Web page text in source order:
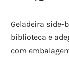
Geladeira side-
biblioteca e
com